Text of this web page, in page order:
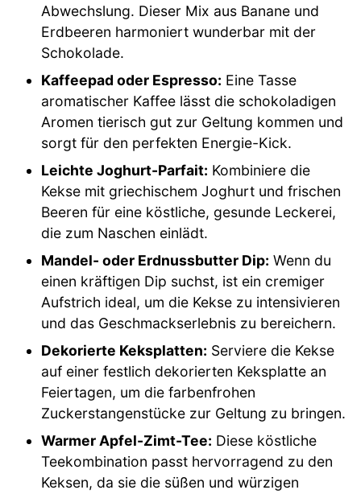
Abwechslung. Dieser Mix aus Banane und
Erdbeeren harmoniert wunderbar mit der
Schokolade.
Kaffeepad oder Espresso: Eine Tasse
aromatischer Kaffee lässt die schokoladigen
Aromen tierisch gut zur Geltung kommen und
sorgt für den perfekten Energie-Kick.
Leichte Joghurt-Parfait: Kombiniere die
Kekse mit griechischem Joghurt und frischen
Beeren für eine köstliche, gesunde Leckerei,
die zum Naschen einlädt.
Mandel- oder Erdnussbutter Dip: Wenn du
einen kräftigen Dip suchst, ist ein cremiger
Aufstrich ideal, um die Kekse zu intensivieren
und das Geschmackserlebnis zu bereichern.
Dekorierte Keksplatten: Serviere die Kekse
auf einer festlich dekorierten Keksplatte an
Feiertagen, um die farbenfrohen
Zuckerstangenstücke zur Geltung zu bringen.
Warmer Apfel-Zimt-Tee: Diese köstliche
Teekombination passt hervorragend zu den
Keksen, da sie die süßen und würzigen